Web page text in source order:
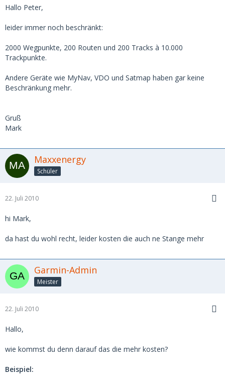
Hallo Peter,
leider immer noch beschränkt:
2000 Wegpunkte, 200 Routen und 200 Tracks à 10.000
Trackpunkte.
Andere Geräte wie MyNav, VDO und Satmap haben gar keine
Beschränkung mehr.
Gruß
Mark
Maxxenergy
Schüler
22. Juli 2010
hi Mark,
da hast du wohl recht, leider kosten die auch ne Stange mehr
Garmin-Admin
Meister
22. Juli 2010
Hallo,
wie kommst du denn darauf das die mehr kosten?
Beispiel: